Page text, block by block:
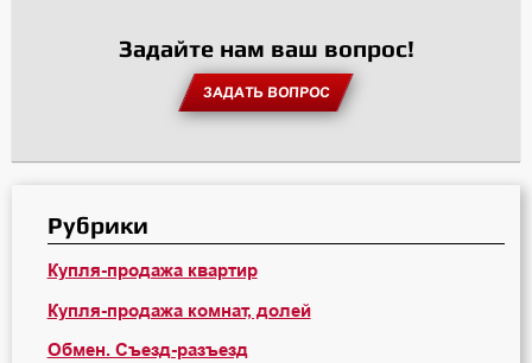
Задайте нам ваш вопрос!
ЗАДАТЬ ВОПРОС
Рубрики
Купля-продажа квартир
Купля-продажа комнат, долей
Обмен. Съезд-разъезд